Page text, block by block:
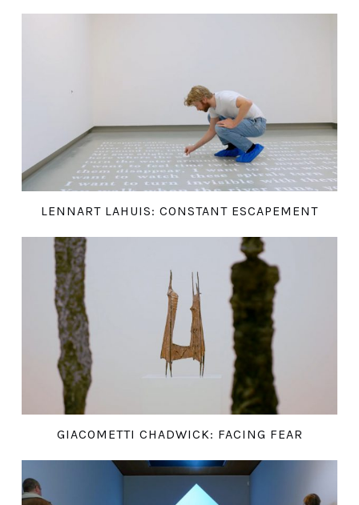
LENNART LAHUIS: CONSTANT ESCAPEMENT
GIACOMETTI CHADWICK: FACING FEAR